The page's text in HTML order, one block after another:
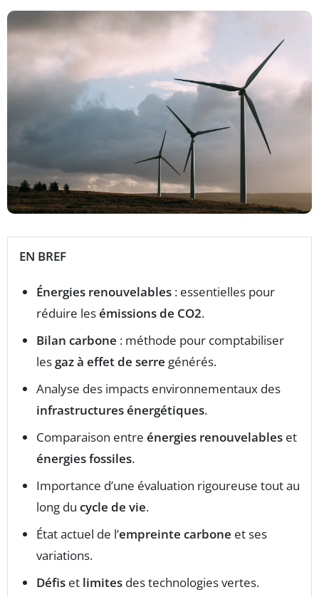
EN BREF
Énergies renouvelables : essentielles pour
réduire lesémissions de CO2.
Bilan carbone : méthode pour comptabiliser
les gaz à effet de serre générés.
Analyse des impacts environnementaux des
infrastructures énergétiques.
Comparaison entre énergies renouvelables et
énergies fossiles.
Importance d’une évaluation rigoureuse tout au
long du cycle de vie.
État actuel de l’empreinte carbone et ses
variations.
Défis et limites des technologies vertes.